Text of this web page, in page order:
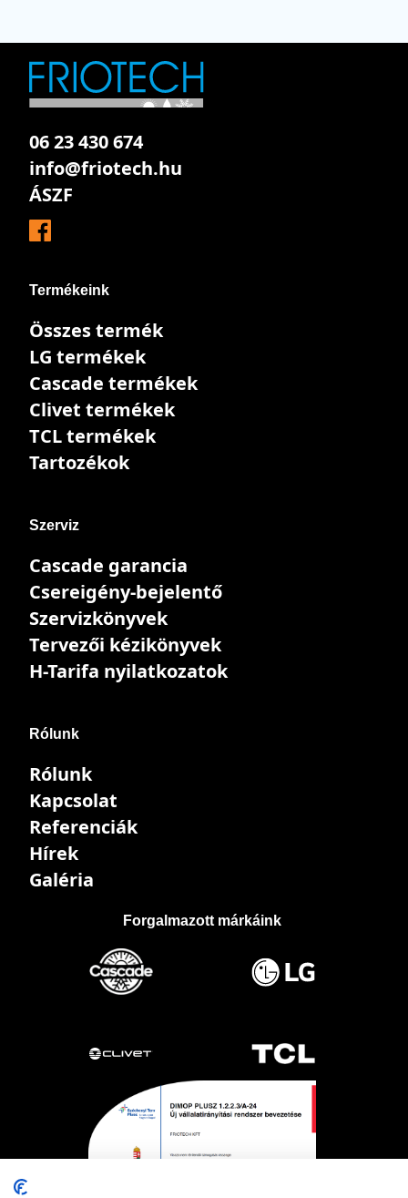
06 23 430 674
info@friotech.hu
ÁSZF
Termékeink
Összes termék
LG termékek
Cascade termékek
Clivet termékek
TCL termékek
Tartozékok
Szerviz
Cascade garancia
Csereigény-bejelentő
Szervizkönyvek
Tervezői kézikönyvek
H-Tarifa nyilatkozatok
Rólunk
Rólunk
Kapcsolat
Referenciák
Hírek
Galéria
Forgalmazott márkáink